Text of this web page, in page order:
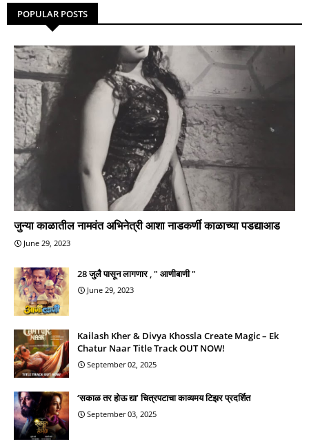
POPULAR POSTS
जुन्या काळातील नामवंत अभिनेत्री आशा नाडकर्णी काळाच्या पडद्याआड
June 29, 2023
28 जुलै पासून लागणार , " आणीबाणी "
June 29, 2023
Kailash Kher & Divya Khossla Create Magic – Ek
Chatur Naar Title Track OUT NOW!
September 02, 2025
‘सकाळ तर होऊ द्या’ चित्रपटाचा काव्यमय टिझर प्रदर्शित
September 03, 2025